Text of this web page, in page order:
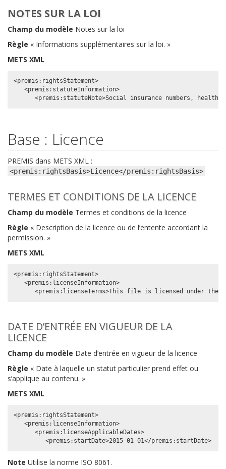
NOTES SUR LA LOI
Champ du modèle Notes sur la loi
Règle « Informations supplémentaires sur la loi. »
METS XML
<premis:rightsStatement>
   <premis:statuteInformation>
Base : Licence
PREMIS dans METS XML :
<premis:rightsBasis>Licence</premis:rightsBasis>
TERMES ET CONDITIONS DE LA LICENCE
Champ du modèle Termes et conditions de la licence
Règle « Description de la licence ou de l’entente accordant la
permission. »
METS XML
<premis:rightsStatement>
   <premis:licenseInformation>
DATE D’ENTRÉE EN VIGUEUR DE LA
LICENCE
Champ du modèle Date d’entrée en vigueur de la licence
Règle « Date à laquelle un statut particulier prend effet ou
s’applique au contenu. »
METS XML
<premis:rightsStatement>
   <premis:licenseInformation>
      <premis:licenseApplicableDates>
Note Utilise la norme ISO 8061.